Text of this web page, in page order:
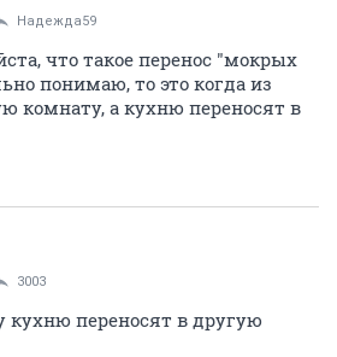
Надежда59
что такое перенос "мокрых
понимаю, то это когда из
комнату, а кухню переносят в
3003
кухню переносят в другую